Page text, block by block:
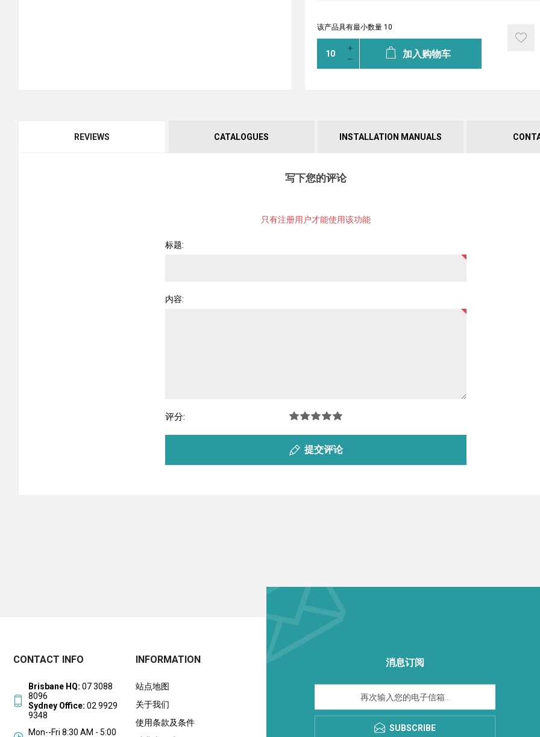
该产品具有最小数量 10
加入购物车
REVIEWS CATALOGUES INSTALLATION MANUALS
写下您的评论
只有注册用户才能使用该功能
标题:
内容:
评分:
提交评论
消息订阅
SUBSCRIBE
CONTACT INFO
Brisbane HQ: 07 3088
8096
Sydney Office: 02 9929
9348
Mon--Fri 8:30 AM - 5:00
INFORMATION
站点地图
关于我们
使用条款及条件